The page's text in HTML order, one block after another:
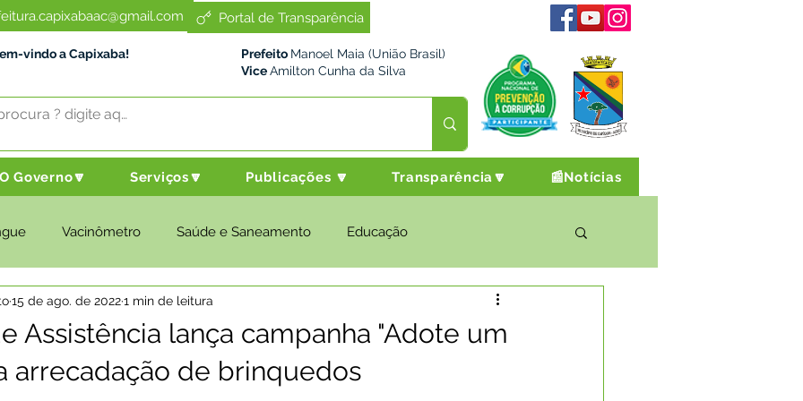
Portal de Transparência
vindo a Capixaba! Prefeito Manoel Maia (União Brasil)
ViceAmilton Cunha da Silva
O Governo🔽 Serviços🔽 Publicações 🔽 Transparência🔽 📰Notícias
Vacinômetro Saúde e Saneamento Educação
e Meio Ambiente Desenvolvimento Social Desporto Cultura e Lazer
e Governo Políticas Públicas Nota de Pesar
Assistência lança campanha "Adote um
arrecadação de brinquedos
15 de ago. de 20221 min de leitura